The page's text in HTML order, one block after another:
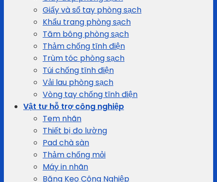
Giấy và sổ tay phòng sạch
Khẩu trang phòng sạch
Tăm bông phòng sạch
Thảm chống tĩnh điện
Trùm tóc phòng sạch
Túi chống tĩnh điện
Vải lau phòng sạch
Vòng tay chống tĩnh điện
Vật tư hỗ trợ công nghiệp
Tem nhãn
Thiết bị đo lường
Pad chà sàn
Thảm chống mỏi
Máy in nhãn
Băng Keo Công Nghiệp